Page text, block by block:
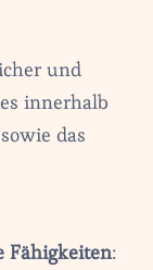
und
innerhalb
das
Fähigkeiten: